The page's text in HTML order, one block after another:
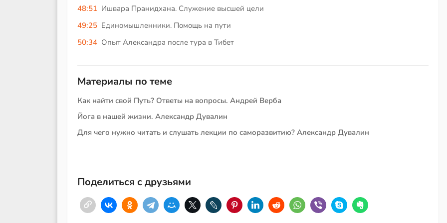
48:51 Ишвара Пранидхана. Служение высшей цели
49:25 Единомышленники. Помощь на пути
50:34 Опыт Александра после тура в Тибет
Материалы по теме
Как найти свой Путь? Ответы на вопросы. Андрей Верба
Йога в нашей жизни. Александр Дувалин
Для чего нужно читать и слушать лекции по саморазвитию? Александр Дувалин
Поделиться с друзьями